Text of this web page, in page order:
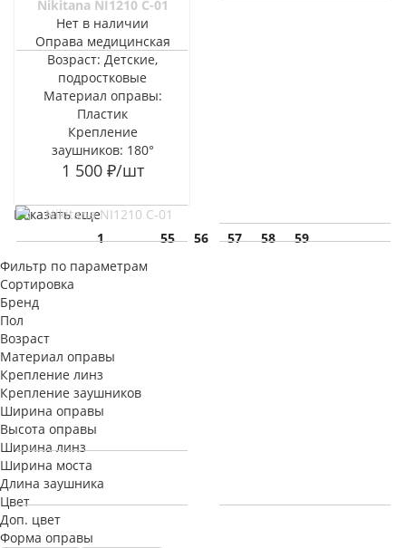
Nikitana NI1210 C-01
Нет в наличии
Оправа медицинская
Возраст: Детские,
подростковые
Материал оправы:
Пластик
Крепление
заушников: 180°
1 500₽/шт
Показать еще
1
55 56 57 58
59
Фильтр по параметрам
Сортировка
Бренд
Пол
Возраст
Материал оправы
Крепление линз
Крепление заушников
Ширина оправы
Высота оправы
Ширина линз
Ширина моста
Длина заушника
Цвет
Доп. цвет
Форма оправы